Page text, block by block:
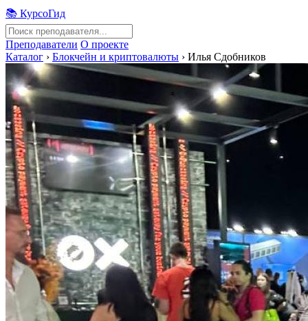
📚 КурсоГид
Преподаватели О проекте
Каталог › Блокчейн и криптовалюты › Илья Сдобников